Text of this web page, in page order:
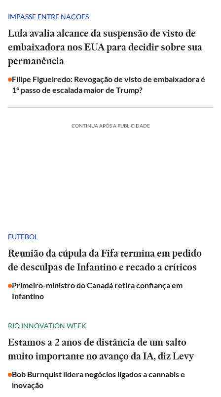
IMPASSE ENTRE NAÇÕES
Lula avalia alcance da suspensão de visto de
embaixadora nos EUA para decidir sobre sua
permanência
Filipe Figueiredo: Revogação de visto de embaixadora é
1° passo de escalada maior de Trump?
CONTINUA APÓS A PUBLICIDADE
FUTEBOL
Reunião da cúpula da Fifa termina em pedido
de desculpas de Infantino e recado a críticos
Primeiro-ministro do Canadá retira confiança em
Infantino
RIO INNOVATION WEEK
Estamos a 2 anos de distância de um salto
muito importante no avanço da IA, diz Levy
Bob Burnquist lidera negócios ligados a cannabis e
inovação